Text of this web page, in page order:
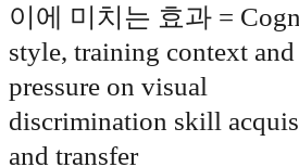
이에 미치는 효과 =
style, training context
pressure on visual
discrimination skill
and transfer